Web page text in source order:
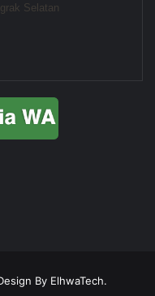
Selatan
By ElhwaTech.